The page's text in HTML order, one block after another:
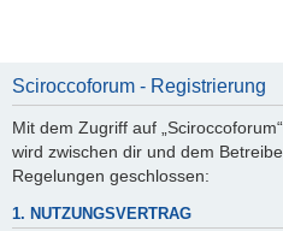
Sciroccoforum - Registrierung
Mit dem Zugriff auf
wird zwischen dir und dem
Regelungen geschlossen:
1. NUTZUNGSVERTRAG